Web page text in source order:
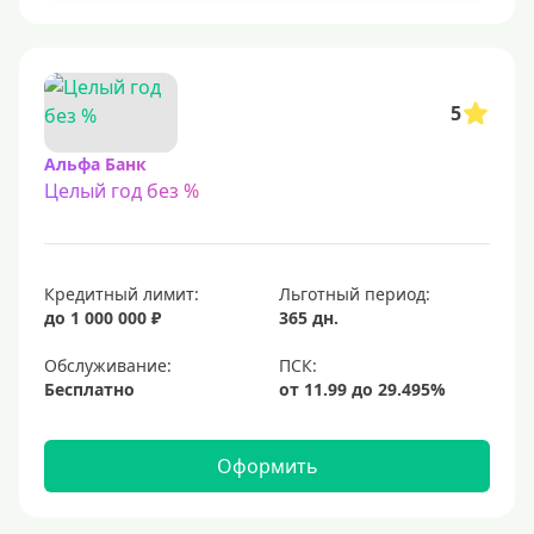
С 23 лет
Льготный период (без процентов)
С льготным периодом
50 дней
55 дней
На 90 дней
100 дней
110 дней
5
Альфа Банк
Целый год без %
Кредитный лимит:
до 1 000 000 ₽
Льготный период:
365 дн.
Обслуживание:
Бесплатно
Оформить